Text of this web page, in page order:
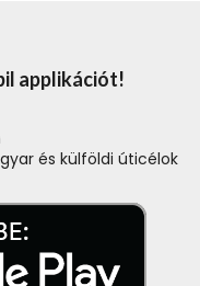
applikációt!
és külföldi úticélok